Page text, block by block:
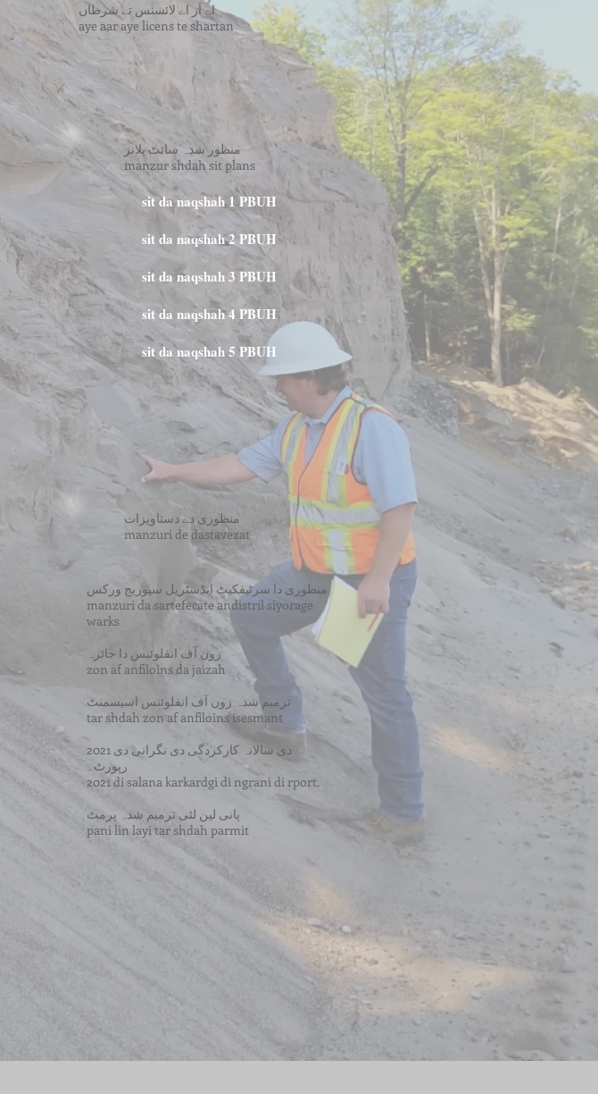
اے آر اے لائسنس تے شرطاں
aye aar aye licens te shartan
منظور شدہ سائٹ پلانز
manzur shdah sit plans
sit da naqshah 1 PBUH
sit da naqshah 2 PBUH
sit da naqshah 3 PBUH
sit da naqshah 4 PBUH
sit da naqshah 5 PBUH
منظوری دے دستاویزات
manzuri de dastavezat
منظوری دا سرٹیفکیٹ انڈسٹریل سیوریج ورکس
manzuri da sartefecate andistril siyorage
warks
زون آف انفلوئنس دا جائزہ
zon af anfiloins da jaizah
ترمیم شدہ زون آف انفلوئنس اسیسمنٹ
tar shdah zon af anfiloins isesmant
2021 دی سالانہ کارکردگی دی نگرانی دی
رپورٹ۔
2021 di salana karkardgi di ngrani di rport.
پانی لین لئی ترمیم شدہ پرمٹ
pani lin layi tar shdah parmit